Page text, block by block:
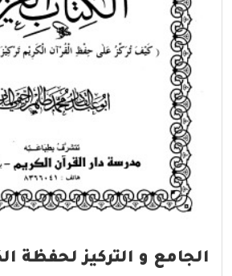
الجامع و التركيز لحفظة